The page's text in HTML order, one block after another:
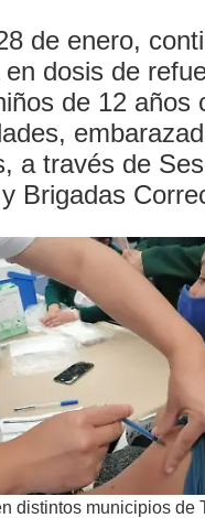
de enero,
dosis de
de 12 años
a través de
Brigadas
distintos municipios de